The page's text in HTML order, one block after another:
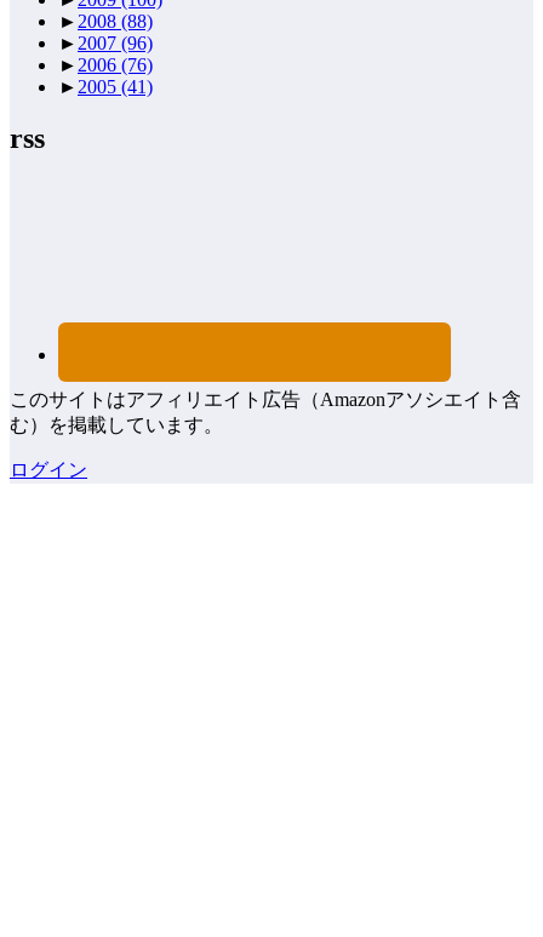
► 2008 (88)
► 2007 (96)
► 2006 (76)
► 2005 (41)
rss
このサイトはアフィリエイト広告（Amazonアソシエイト含
む）を掲載しています。
ログイン